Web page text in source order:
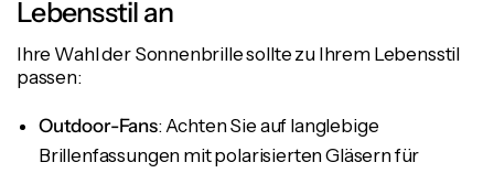
Lebensstil an
Ihre Wahl der Sonnenbrille sollte zu Ihrem Lebensstil
passen:
Outdoor-Fans: Achten Sie auf langlebige
Brillenfassungen mit polarisierten Gläsern für